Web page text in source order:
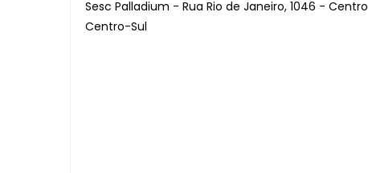
Sesc Palladium - Rua Rio de Janeiro, 1046 - Centro
Centro-Sul